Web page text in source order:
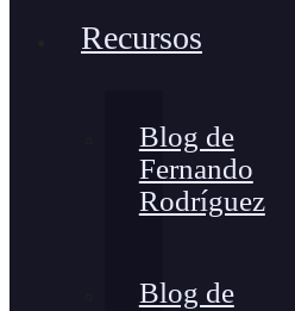
Recursos
Blog de
Fernando
Rodríguez
Blog de